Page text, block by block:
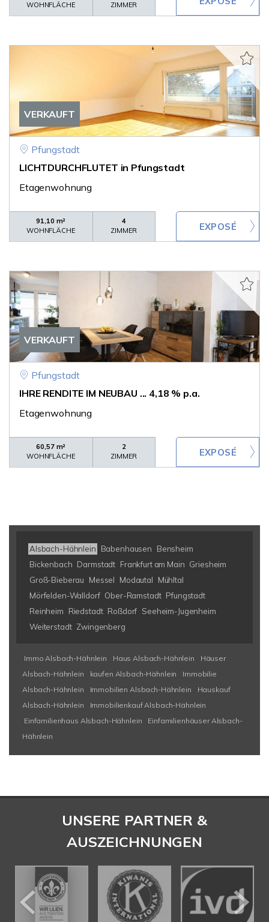
WOHNFLÄCHE
ZIMMER
VERKAUFT
Pfungstadt
LICHTDURCHFLUTET in Pfungstadt
Etagenwohnung
91,10 m²
WOHNFLÄCHE
4
ZIMMER
VERKAUFT
Pfungstadt
IHRE RENDITE IM NEUBAU ... 4,18 % p.a.
Etagenwohnung
60,57 m²
WOHNFLÄCHE
2
ZIMMER
Alsbach-Hähnlein Babenhausen
Bensheim
Bickenbach Darmstadt Frankfurt am Main Griesheim
Groß-Bieberau
Messel Modautal
Mühltal
Mörfelden-Walldorf Ober-Ramstadt Pfungstadt
Reinheim
Riedstadt Roßdorf Seeheim-Jugenheim
Weiterstadt Zwingenberg
Immo Alsbach-Hähnlein Haus Alsbach-Hähnlein
Häuser
Alsbach-Hähnlein
kaufen Alsbach-Hähnlein
Immobilie
Alsbach-Hähnlein
Immobilien Alsbach-Hähnlein
Hauskauf
Alsbach-Hähnlein
Immobilienkauf Alsbach-Hähnlein
Einfamilienhaus Alsbach-Hähnlein
Einfamilienhäuser Alsbach-
Hähnlein
UNSERE PARTNER &
AUSZEICHNUNGEN